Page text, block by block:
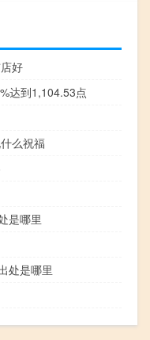
好
达到1,104.53点
么祝福
是哪里
处是哪里